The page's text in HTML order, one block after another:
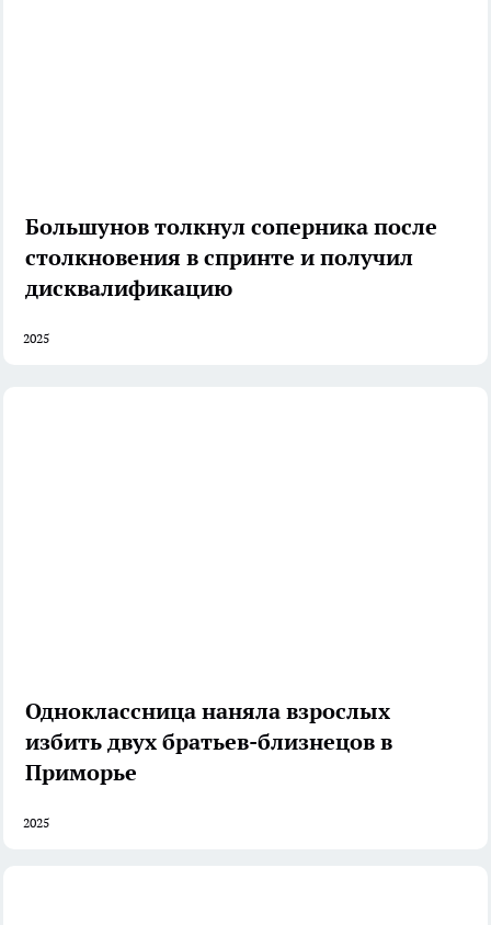
Большунов толкнул соперника после
столкновения в спринте и получил
дисквалификацию
2025
Одноклассница наняла взрослых
избить двух братьев-близнецов в
Приморье
2025